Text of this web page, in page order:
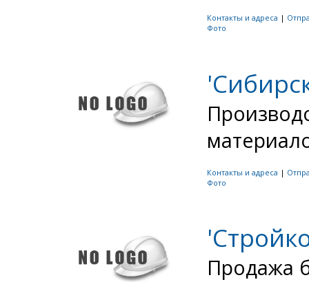
Контакты и адреса |
Фото
Контакты и адреса |
Фото
Продажа